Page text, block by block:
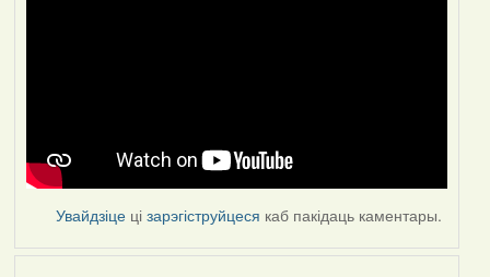
Увайдзіце цізарэгіструйцеся каб пакідаць каментары.